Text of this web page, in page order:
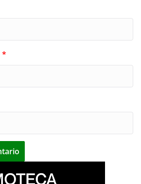
*